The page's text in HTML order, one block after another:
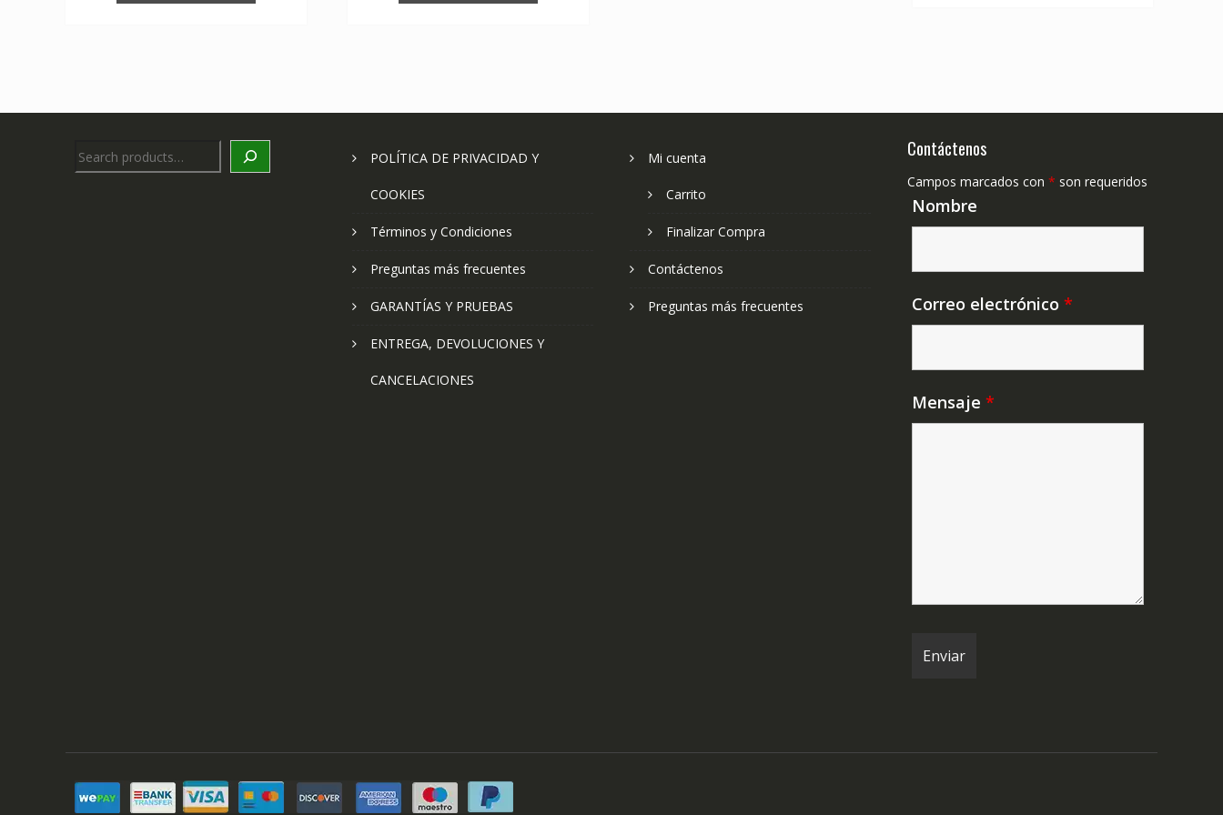
Search
POLÍTICA DE PRIVACIDAD Y
COOKIES
Términos y Condiciones
Preguntas más frecuentes
GARANTÍAS Y PRUEBAS
ENTREGA, DEVOLUCIONES Y
CANCELACIONES
Mi cuenta
Carrito
Finalizar Compra
Contáctenos
Preguntas más frecuentes
Contáctenos
Campos marcados con * son requeridos
Nombre
Correo electrónico *
Mensaje *